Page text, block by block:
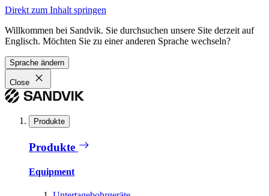
Direkt zum Inhalt springen
Willkommen bei Sandvik. Sie durchsuchen unsere Site derzeit auf
Englisch. Möchten Sie zu einer anderen Sprache wechseln?
Sprache ändern
Close
Produkte
Produkte
Equipment